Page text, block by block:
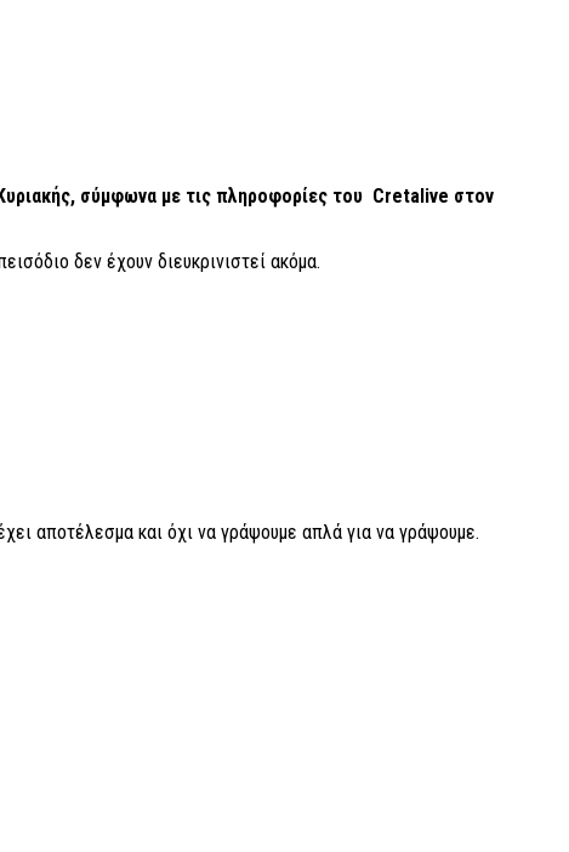
σύμφωνα με τις πληροφορίες του Cretalive στον
δεν έχουν διευκρινιστεί ακόμα.
αποτέλεσμα και όχι να γράψουμε απλά για να γράψουμε.